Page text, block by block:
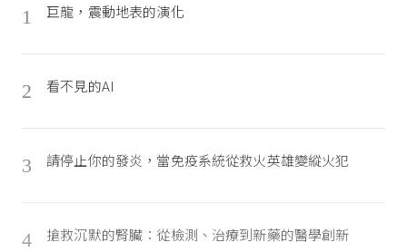
1 巨龍，震動地表的演化
2 看不見的AI
3 請停止你的發炎，當免疫系統從救火英雄變縱火犯
4 搶救沉默的腎臟：從檢測、治療到新藥的醫學創新